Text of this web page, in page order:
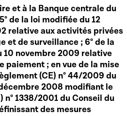
et à la Banque centrale du
de la loi modifiée du 12
relative aux activités privées
et de surveillance ; 6° de la
10 novembre 2009 relative
paiement ; en vue de la mise
(CE) n° 44/2009 du
2008 modifiant le
n° 1338/2001 du Conseil du
des mesures